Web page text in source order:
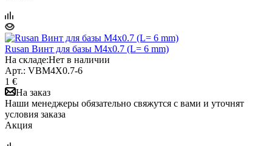
Rusan Винт для базы M4x0.7 (L= 6 mm)
На складе:Нет в наличии
Арт.: VBM4X0.7-6
1 €
На заказ
Наши менеджеры обязательно свяжутся с вами и уточнят
условия заказа
Акция